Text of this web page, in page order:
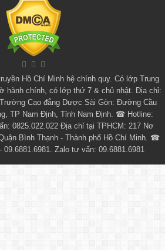
Hồ Chí Minh hệ chính quy. Có lớp Trung
hành chính, có lớp thứ 7 & chủ nhật. Địa chỉ:
Cao đẳng Dược Sài Gòn: Đường Cầu
TP Nam Định, Tỉnh Nam Định. ☎ Hotline:
0825.022.022 Địa chỉ tại TPHCM: 217 Nơ
Bình Thạnh - Thành phố Hồ Chí Minh. ☎
09.6881.6981. Zalo tư vấn: 09.6881.6981